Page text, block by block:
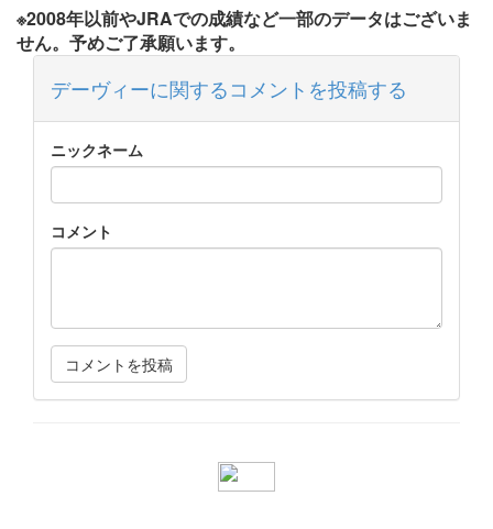
※2008年以前やJRAでの成績など一部のデータはございま
せん。予めご了承願います。
デーヴィーに関するコメントを投稿する
ニックネーム
コメント